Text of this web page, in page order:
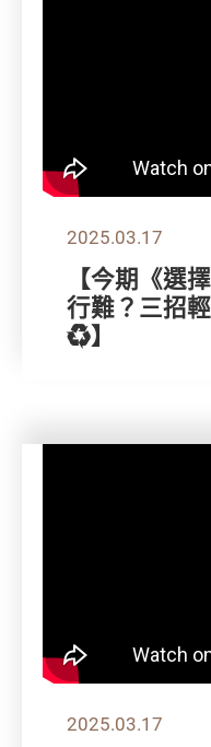
2025.03.17
【今期《選
行難？三招
♻️】
2025.03.17